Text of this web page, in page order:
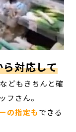
対応して
どもきちんと確
フさん。
の指定もできる